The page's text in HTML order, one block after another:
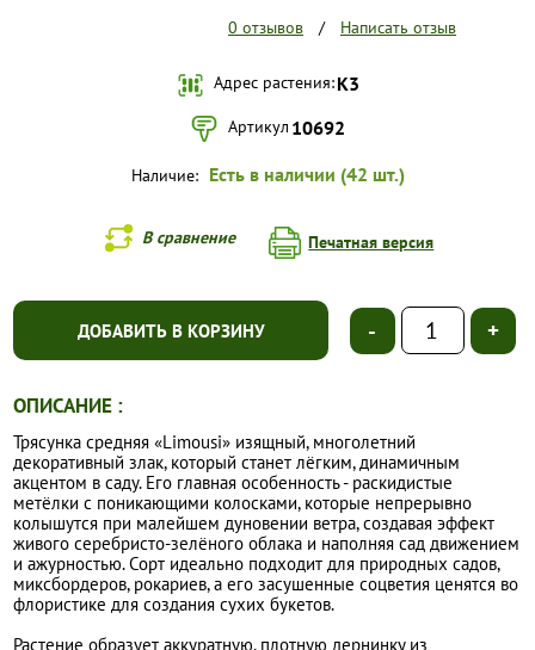
0 отзывов / Написать отзыв
Адрес растения:К3
Артикул 10692
Наличие: Есть в наличии (42 шт.)
В сравнение Печатная версия
ДОБАВИТЬ В КОРЗИНУ - +
ОПИСАНИЕ :
Трясунка средняя «Limousi» изящный, многолетний
декоративный злак, который станет лёгким, динамичным
акцентом в саду. Его главная особенность - раскидистые
метёлки с поникающими колосками, которые непрерывно
колышутся при малейшем дуновении ветра, создавая эффект
живого серебристо-зелёного облака и наполняя сад движением
и ажурностью. Сорт идеально подходит для природных садов,
миксбордеров, рокариев, а его засушенные соцветия ценятся во
флористике для создания сухих букетов.
Растение образует аккуратную, плотную дернинку из